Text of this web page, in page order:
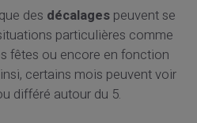
des décalagespeuvent se
particulières comme
fêtes ou encore en fonction
certains mois peuvent voir
différé autour du 5.